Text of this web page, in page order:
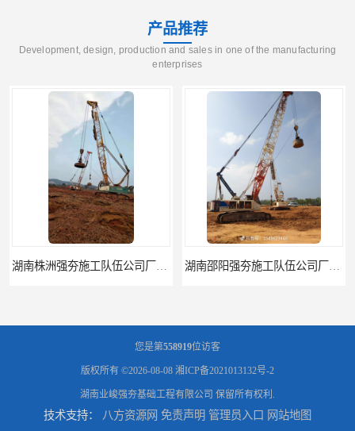
产品推荐
Development, design, production and sales in one of the manufacturing
enterprises
湖南株洲强夯施工队伍公司厂房地基强夯施工 湖南邵阳强夯施工队伍公司厂房地基强夯施工
您是第558919位访客
版权所有 ©2026-08-08 湘ICP备2021013132号-2
湖南业峻强夯基础工程有限公司 保留所有权利.
技术支持： 八方资源网 免责声明 管理员入口 网站地图